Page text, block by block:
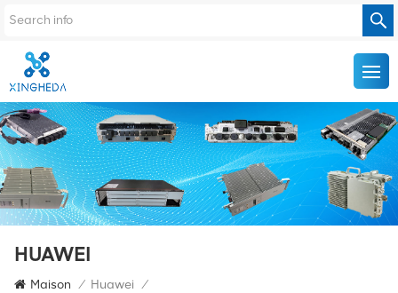
HUAWEI
Maison / Huawei /